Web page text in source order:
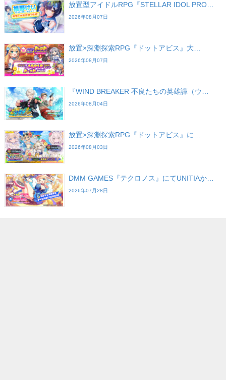
放置型アイドルRPG『STELLAR IDOL PRO…
2026年08月07日
放置×深淵探索RPG『ドットアビス』大…
2026年08月07日
『WIND BREAKER 不良たちの英雄譚（ウ…
2026年08月04日
放置×深淵探索RPG『ドットアビス』に…
2026年08月03日
DMM GAMES『テクロノス』にてUNITIAか…
2026年07月28日